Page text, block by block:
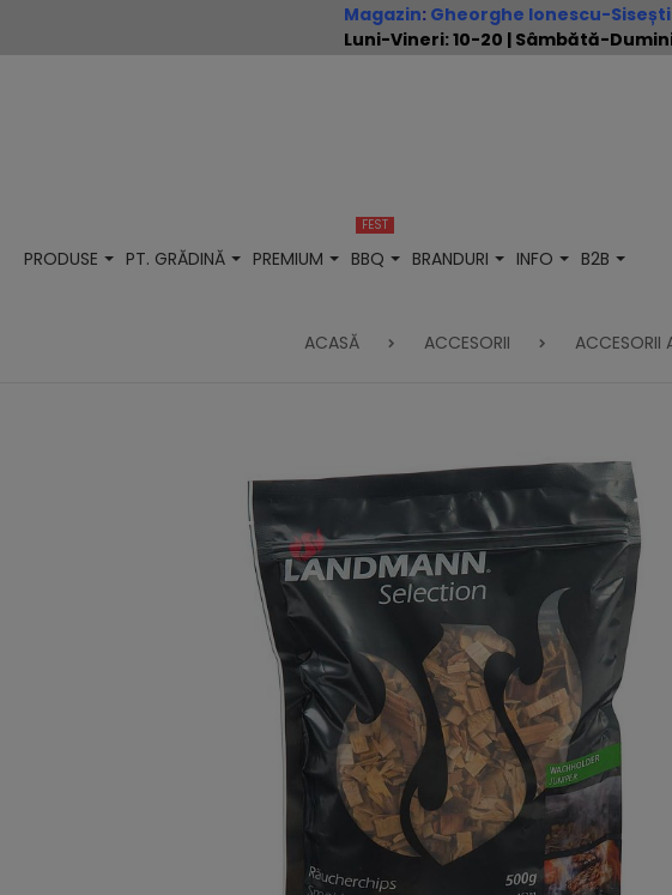
Magazin: Gheorghe Ionescu-
Luni-Vineri: 10-20 | Sâmbătă-
PRODUSE PT. GRĂDINĂ PREMIUM BBQ
FEST
BRANDURI INFO
B2B
ACASĂ ACCESORII ACCESORII